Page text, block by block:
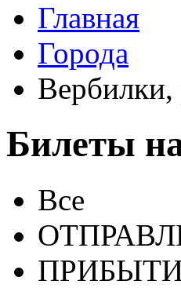
Главная
Города
Вербилки,
Билеты
Все